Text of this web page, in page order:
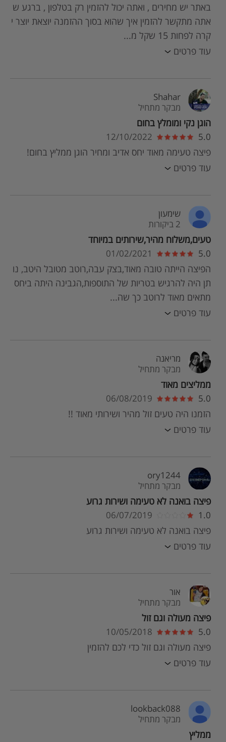
באתר יש מחירים , ואתה יכול להזמין רק בטלפון , ברגע ש
אתה מתקשר להזמין איך שהוא בסוך ההזמנה יוצאת יוצר י
קרה לפחות 15 שקל מ...
עוד פרטים
Shahar
מבקר מתחיל
הוגן נקי ומומלץ בחום
5.0
12/10/2022
פיצה טעימה מאוד יחס אדיב ומחיר הוגן ממליץ בחום!
עוד פרטים
שימעון
2 ביקורות
טעים,משלוח מהיר,שירותים במיוחד
5.0
01/02/2021
הפיצה הייתה טובה מאוד,בצק עבה,רוטב מטובל היטב, נו
תן היה להרגיש בטריות של התוספות,הגבינה היתה ביחס
מתאים מאוד לרוטב כך שה...
עוד פרטים
מריאנה
מבקר מתחיל
ממליצים מאוד
5.0
06/08/2019
הזמנו היה טעים זול מהיר ושירותי מאוד !!
עוד פרטים
ory1244
מבקר מתחיל
פיצה בואנה לא טעימה ושירות גרוע
1.0
06/07/2019
פיצה בואנה לא טעימה ושירות גרוע
עוד פרטים
אור
מבקר מתחיל
פיצה מעולה וגם זול
5.0
10/05/2018
פיצה מעולה וגם זול כדי לכם להזמין
עוד פרטים
lookback088
מבקר מתחיל
ממליץ